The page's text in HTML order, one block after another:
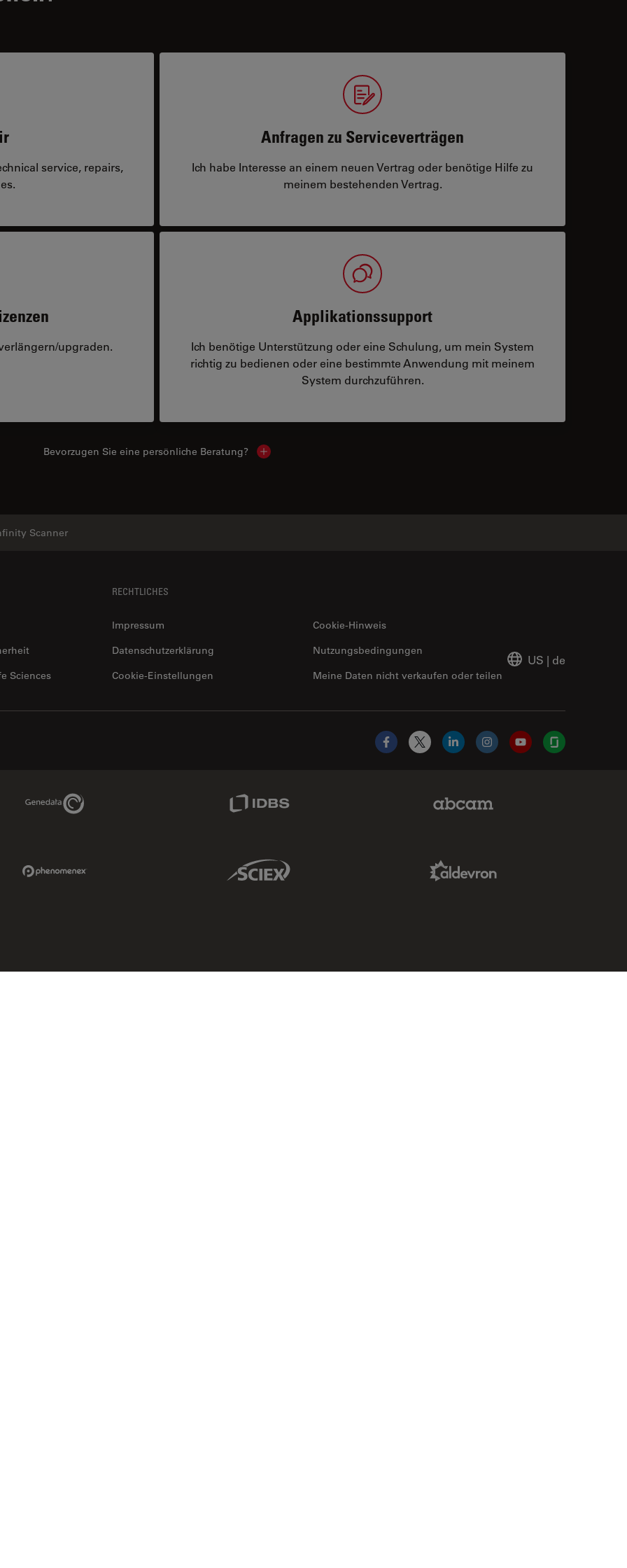
service, repairs,
Anfragen zu Serviceverträgen
Ich habe Interesse an einem neuen Vertrag oder benötige Hilfe zu
meinem bestehenden Vertrag.
upgraden.
Applikationssupport
Ich benötige Unterstützung oder eine Schulung, um mein System
richtig zu bedienen oder eine bestimmte Anwendung mit meinem
System durchzuführen.
Bevorzugen Sie eine persönliche Beratung? Show local contacts
Scanner
Sciences
RECHTLICHES
Impressum
Cookie-Hinweis
Datenschutzerklärung
Meine Daten nicht verkaufen oder teilen
Nutzungsbedingungen
Cookie-Einstellungen
US | de
Facebook
X LinkedInInstagramYouTubeGlassdoor
Genedata Link
Sciex Link